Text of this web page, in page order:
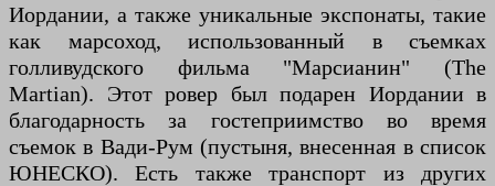
Иордании, а также уникальные экспонаты, такие
как марсоход, использованный в съемках
голливудского фильма "Марсианин" (The
Martian). Этот ровер был подарен Иордании в
благодарность за гостеприимство во время
съемок в Вади-Рум (пустыня, внесенная в список
ЮНЕСКО). Есть также транспорт из других